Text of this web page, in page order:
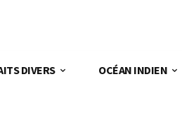
DIVERS OCÉAN INDIEN